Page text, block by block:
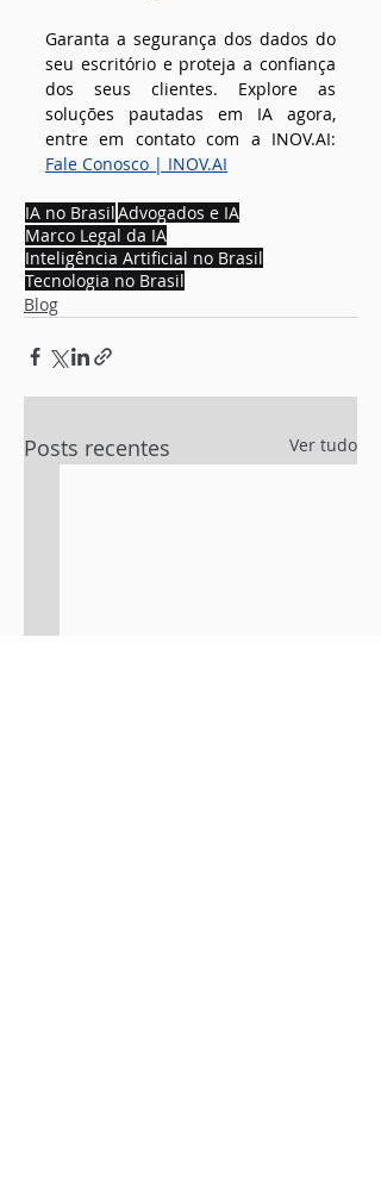
Garanta a segurança dos dados do
seu escritório e proteja a confiança
dos seus clientes. Explore as
soluções pautadas em IA agora,
entre em contato com a INOV.AI
Fale Conosco | INOV.AI
IA no BrasilAdvogados e IA
Marco Legal da IA
Inteligência Artificial no Brasil
Tecnologia no Brasil
Blog
Posts recentes Ver tudo